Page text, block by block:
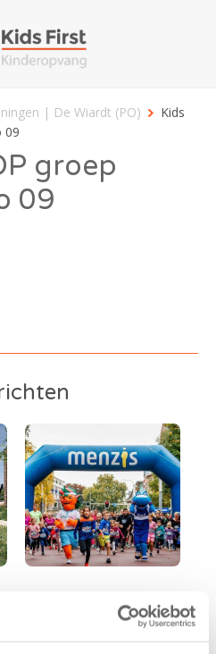
| De Wiardt (PO)
Kids
09
groep
09
naamsponsor